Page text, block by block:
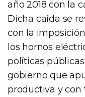
año 2018 con la
Dicha caída se
con la
los hornos
políticas
gobierno que
productiva y con